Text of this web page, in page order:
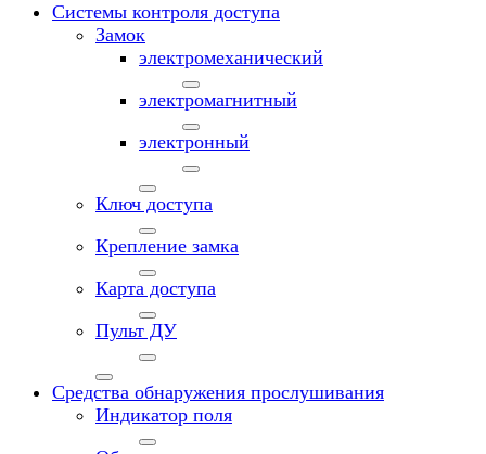
Системы контроля доступа
Замок
электромеханический
электромагнитный
электронный
Ключ доступа
Крепление замка
Карта доступа
Пульт ДУ
Средства обнаружения прослушивания
Индикатор поля